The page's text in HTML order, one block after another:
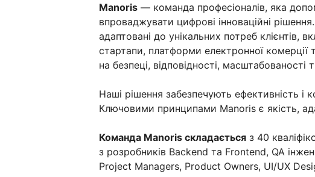
Manoris — команда професіоналів, яка
впроваджувати цифрові інноваційні
адаптовані до унікальних потреб клієнтів,
стартапи, платформи електронної комерції
на безпеці, відповідності, масштабованості
Наші рішення забезпечують ефективність і
Ключовими принципами Manoris є якість,
Команда Manoris складається з 40
з розробників Backend та Frontend, QA
Project Managers, Product Owners, UI/UX